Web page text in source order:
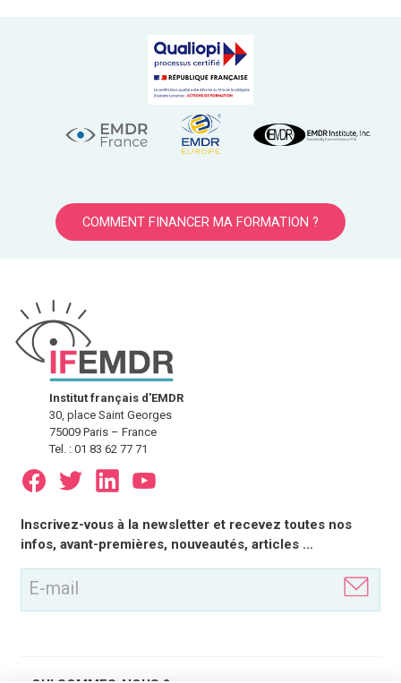
COMMENT FINANCER MA FORMATION ?
Institut français d'EMDR
30, place Saint Georges
75009 Paris – France
Tel. : 01 83 62 77 71
E-
mail
(Nécessaire)
Inscrivez-vous à la newsletter et recevez toutes nos
infos, avant-premières, nouveautés, articles …